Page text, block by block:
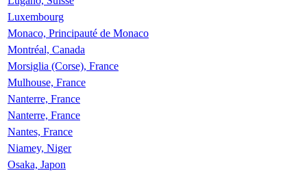
Luxembourg
Monaco, Principauté de Monaco
Montréal, Canada
Morsiglia (Corse), France
Mulhouse, France
Nanterre, France
Nanterre, France
Nantes, France
Niamey, Niger
Osaka, Japon